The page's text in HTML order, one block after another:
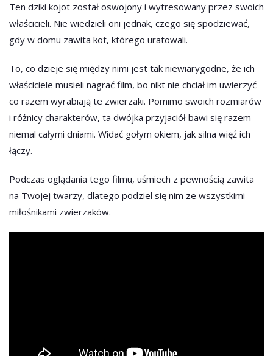
Ten dziki kojot został oswojony i wytresowany przez swoich
właścicieli. Nie wiedzieli oni jednak, czego się spodziewać,
gdy w domu zawita kot, którego uratowali.
To, co dzieje się między nimi jest tak niewiarygodne, że ich
właściciele musieli nagrać film, bo nikt nie chciał im uwierzyć
co razem wyrabiają te zwierzaki. Pomimo swoich rozmiarów
i różnicy charakterów, ta dwójka przyjaciół bawi się razem
niemal całymi dniami. Widać gołym okiem, jak silna więź ich
łączy.
Podczas oglądania tego filmu, uśmiech z pewnością zawita
na Twojej twarzy, dlatego podziel się nim ze wszystkimi
miłośnikami zwierzaków.